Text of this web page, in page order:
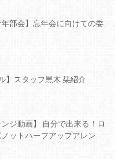
年部会】忘年会に向けての委
】スタッフ黒木 栞紹介
ジ動画】 自分で出来る！ロ
ットハーフアップアレン